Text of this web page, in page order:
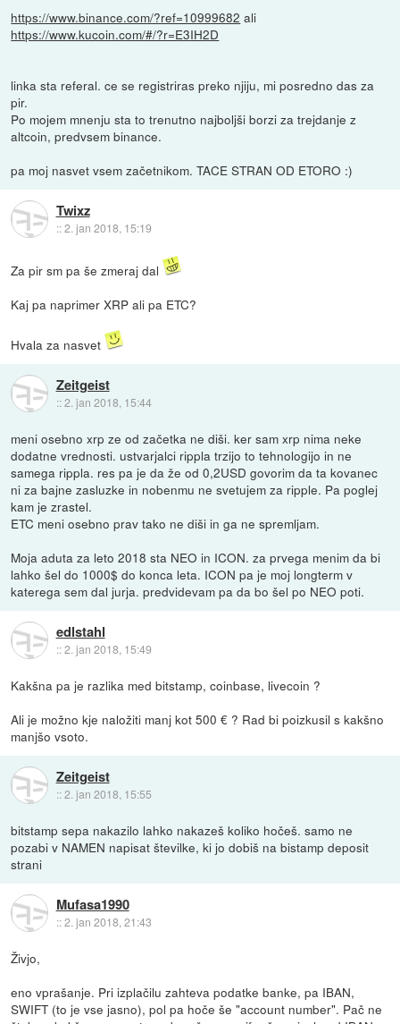
https://www.binance.com/?ref=10999682 ali
https://www.kucoin.com/#/?r=E3IH2D
linka sta referal. ce se registriras preko njiju, mi posredno das za
pir.
Po mojem mnenju sta to trenutno najboljši borzi za trejdanje z
altcoin, predvsem binance.
pa moj nasvet vsem začetnikom. TACE STRAN OD ETORO :)
Twixz
::2. jan 2018, 15:19
Za pir sm pa še zmeraj dal
Kaj pa naprimer XRP ali pa ETC?
Hvala za nasvet
Zeitgeist
::2. jan 2018, 15:44
meni osebno xrp ze od začetka ne diši. ker sam xrp nima neke
dodatne vrednosti. ustvarjalci rippla trzijo to tehnologijo in ne
samega rippla. res pa je da že od 0,2USD govorim da ta kovanec
ni za bajne zasluzke in nobenmu ne svetujem za ripple. Pa poglej
kam je zrastel.
ETC meni osebno prav tako ne diši in ga ne spremljam.
Moja aduta za leto 2018 sta NEO in ICON. za prvega menim da bi
lahko šel do 1000$ do konca leta. ICON pa je moj longterm v
katerega sem dal jurja. predvidevam pa da bo šel po NEO poti.
edlstahl
::2. jan 2018, 15:49
Kakšna pa je razlika med bitstamp, coinbase, livecoin ?
Ali je možno kje naložiti manj kot 500 € ? Rad bi poizkusil s kakšno
manjšo vsoto.
Zeitgeist
::2. jan 2018, 15:55
bitstamp sepa nakazilo lahko nakazeš koliko hočeš. samo ne
pozabi v NAMEN napisat številke, ki jo dobiš na bistamp deposit
strani
Mufasa1990
::2. jan 2018, 21:43
Živjo,
eno vprašanje. Pri izplačilu zahteva podatke banke, pa IBAN,
SWIFT (to je vse jasno), pol pa hoče še "account number". Pač ne